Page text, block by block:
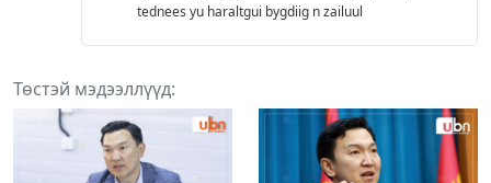
tednees yu haraltgui bygdiig n zailuul
Төстэй мэдээллүүд: